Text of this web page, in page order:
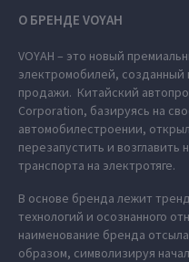
О БРЕНДЕ VOYAH
VOYAH – это новый
электромобилей, созданный
продажи. Китайский
Corporation, базируясь на
автомобилестроении,
перезапустить и возглавить
транспорта на электротяге.
В основе бренда лежит
технологий и осознанного
наименование бренда
образом, символизируя